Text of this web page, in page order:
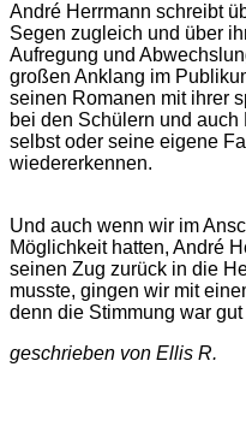
André Herrmann schreibt
Segen zugleich und über
Aufregung und
großen Anklang im
seinen Romanen mit ihrer
bei den Schülern und
selbst oder seine eigene
wiedererkennen.
Und auch wenn wir im
Möglichkeit hatten, André
seinen Zug zurück in die
musste, gingen wir mit
denn die Stimmung war
geschrieben von Ellis R.